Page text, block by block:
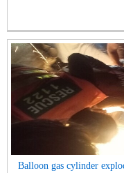
Balloon gas cylinder